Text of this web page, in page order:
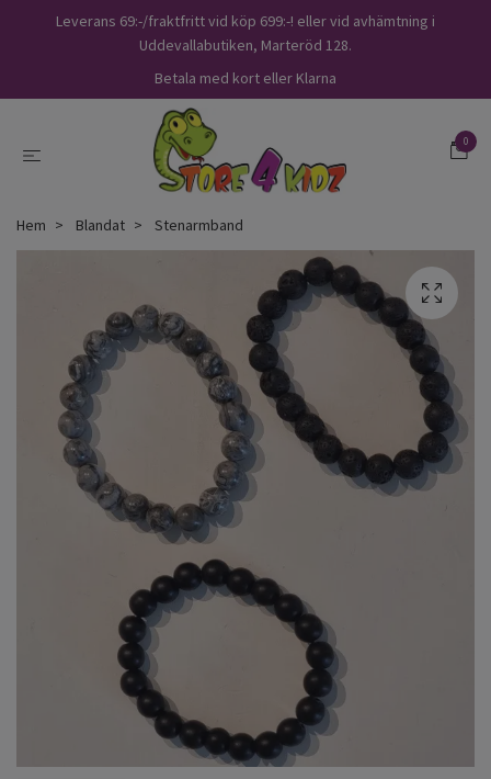
Leverans 69:-/fraktfritt vid köp 699:-! eller vid avhämtning i
Uddevallabutiken, Marteröd 128.
Betala med kort eller Klarna
0
Hem Blandat Stenarmband